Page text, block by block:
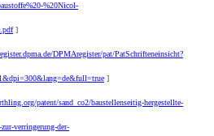
%20Nicol-
]
DPMAregister/pat/PatSchrifteneinsicht?
]
patent/sand_co2/baustellenseitig-hergestellte-
verringerung-der-